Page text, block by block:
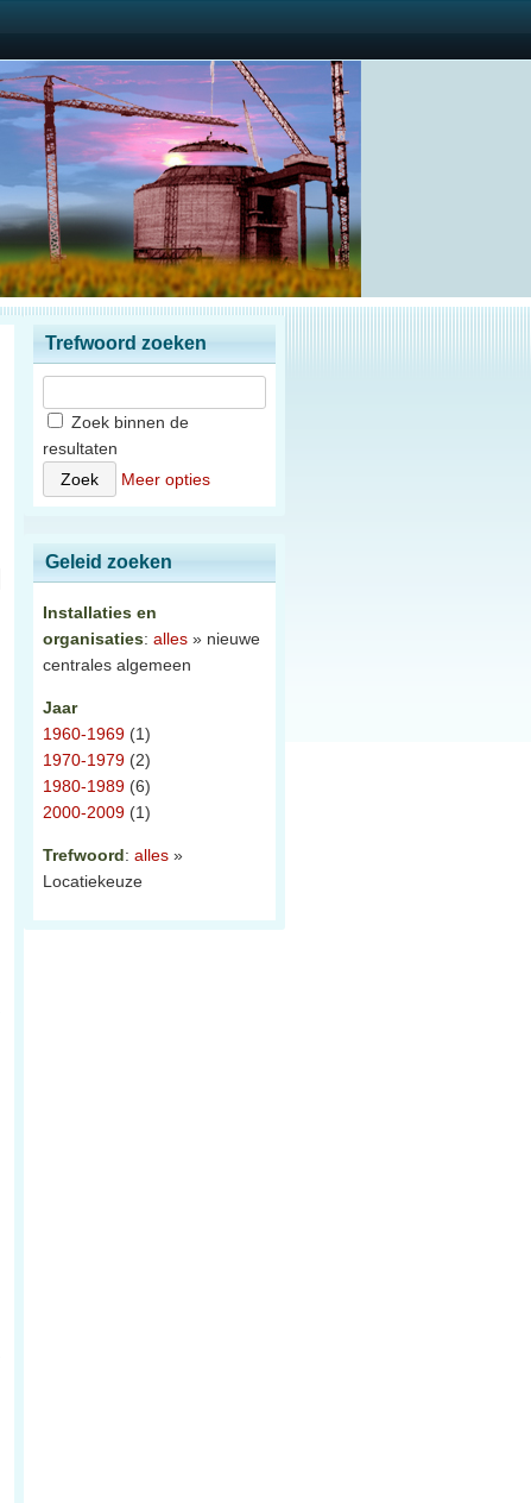
Trefwoord zoeken
Zoek binnen de
resultaten
Meer opties
Geleid zoeken
Installaties en
organisaties: alles » nieuwe
centrales algemeen
Jaar
1960-1969 (1)
1970-1979 (2)
1980-1989 (6)
2000-2009 (1)
Trefwoord: alles »
Locatiekeuze